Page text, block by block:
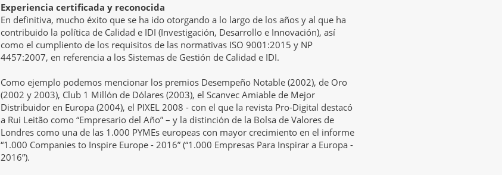
Experiencia certificada y reconocida
En definitiva, mucho éxito que se ha ido otorgando a lo largo de los años y al que ha
contribuido la política de Calidad e IDI (Investigación, Desarrollo e Innovación), así
como el cumpliento de los requisitos de las normativas ISO 9001:2015 y NP
4457:2007, en referencia a los Sistemas de Gestión de Calidad e IDI.
Como ejemplo podemos mencionar los premios Desempeño Notable (2002), de Oro
(2002 y 2003), Club 1 Millón de Dólares (2003), el Scanvec Amiable de Mejor
Distribuidor en Europa (2004), el PIXEL 2008 - con el que la revista Pro-Digital destacó
a Rui Leitão como “Empresario del Año” – y la distinción de la Bolsa de Valores de
Londres como una de las 1.000 PYMEs europeas con mayor crecimiento en el informe
“1.000 Companies to Inspire Europe - 2016” (“1.000 Empresas Para Inspirar a Europa -
2016”).